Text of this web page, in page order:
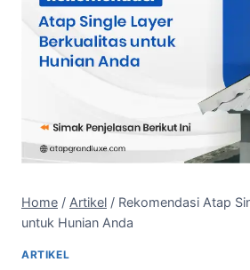
Home / Artikel / Rekomendasi Atap
untuk Hunian Anda
ARTIKEL